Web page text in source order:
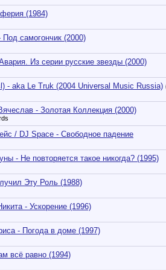
(1984)
самогончик (2000)
Из серии русские звезды (2000)
- aka Le Truk (2004 Universal Music Russia)
- Золотая Коллекция (2000)
/ DJ Space - Свободное падение
- Не повторяется такое никогда? (1995)
Эту Роль (1988)
- Ускорение (1996)
- Погода в доме (1997)
всё равно (1994)